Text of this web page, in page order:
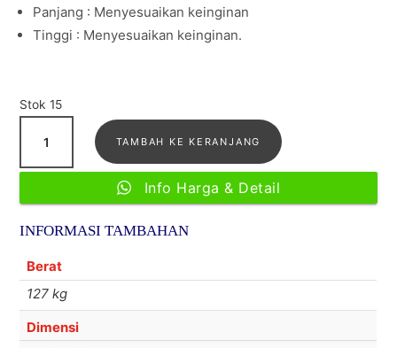
Panjang : Menyesuaikan keinginan
Tinggi : Menyesuaikan keinginan.
Stok 15
Pintu
Anyaman
jati
Model
Klasik
TAMBAH KE KERANJANG
Info Harga & Detail
INFORMASI TAMBAHAN
Berat
127 kg
Dimensi